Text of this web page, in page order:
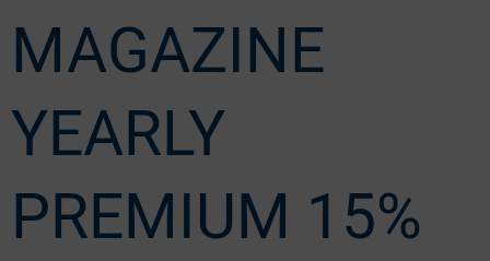
MAGAZINE
YEARLY
PREMIUM 15%